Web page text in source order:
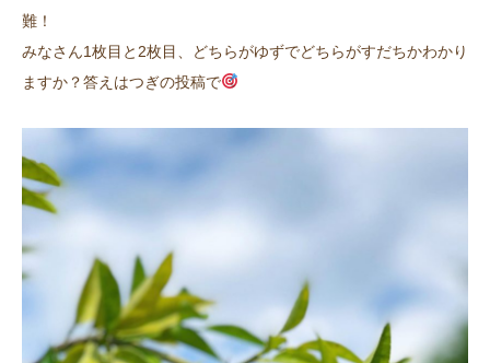
難！
みなさん1枚目と2枚目、どちらがゆずでどちらがすだちかわかり
ますか？答えはつぎの投稿で